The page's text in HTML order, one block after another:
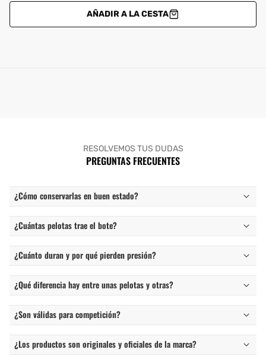
AÑADIR A LA CESTA
RESOLVEMOS TUS DUDAS
PREGUNTAS FRECUENTES
¿Cómo conservarlas en buen estado?
¿Cuántas pelotas trae el bote?
¿Cuánto duran y por qué pierden presión?
¿Qué diferencia hay entre unas pelotas y otras?
¿Son válidas para competición?
¿Los productos son originales y oficiales de la marca?